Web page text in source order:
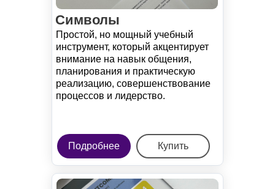
Подробнее Купить
Символы
Простой, но мощный учебный
инструмент, который акцентирует
внимание на навык общения,
планирования и практическую
реализацию, совершенствование
процессов и лидерство.